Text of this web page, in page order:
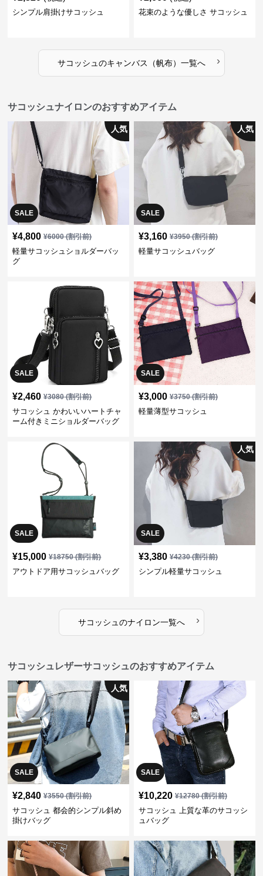
シンプル肩掛けサコッシュ 花束のような優しさ サコッシュ
サコッシュ のキャンバス（帆布） 一覧へ ›
サコッシュナイロンのおすすめアイテム
SALE
人気
¥4,800 ¥6000(割引前)
軽量サコッシュショルダーバッ
グ
SALE
人気
¥3,160 ¥3950(割引前)
軽量サコッシュバッグ
SALE
¥2,460 ¥3080(割引前)
サコッシュ かわいいハートチャ
ーム付きミニショルダーバッグ
SALE
¥3,000 ¥3750(割引前)
軽量薄型サコッシュ
SALE
¥15,000 ¥18750(割引前)
アウトドア用サコッシュバッグ
SALE
人気
¥3,380 ¥4230(割引前)
シンプル軽量サコッシュ
サコッシュ のナイロン一覧へ ›
サコッシュレザーサコッシュのおすすめアイテム
SALE
人気
¥2,840 ¥3550(割引前)
サコッシュ 都会的シンプル斜め
掛けバッグ
SALE
¥10,220 ¥12780(割引前)
サコッシュ 上質な革のサコッシ
ュバッグ